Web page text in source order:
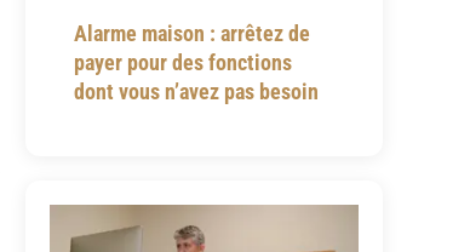
Alarme maison : arrêtez de
payer pour des fonctions
dont vous n’avez pas besoin